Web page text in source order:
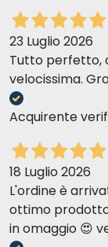
23 Luglio 2026
Tutto perfetto,
velocissima.
Acquirente
18 Luglio 2026
L'ordine è
ottimo
in omaggio 😍